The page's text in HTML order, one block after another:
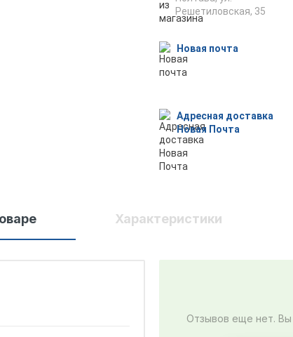
Решетиловская, 35
Новая почта
Адресная доставка
Новая Почта
Характеристики
Отзывов еще нет. Вы